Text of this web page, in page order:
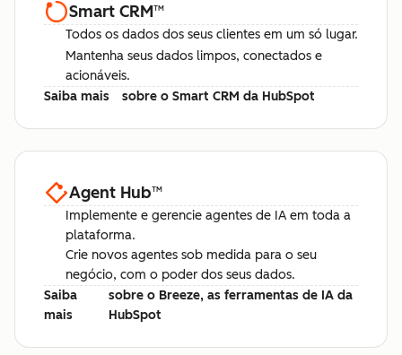
Smart CRM™
Todos os dados dos seus clientes em um só lugar.
Mantenha seus dados limpos, conectados e
acionáveis.
Saiba mais
sobre o Smart CRM da HubSpot
Agent Hub™
Implemente e gerencie agentes de IA em toda a
plataforma.
Crie novos agentes sob medida para o seu
negócio, com o poder dos seus dados.
Saiba
mais
sobre o Breeze, as ferramentas de IA da
HubSpot